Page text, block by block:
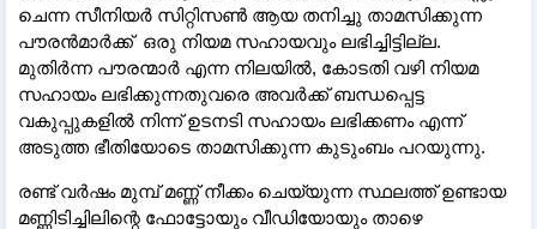
ചെന്ന സീനിയർ സിറ്റിസൺ ആയ തനിച്ചു താമസിക്കുന്ന
പൗരൻമാർക്ക് ഒരു നിയമ സഹായവും ലഭിച്ചിട്ടില്ല.
മുതിർന്ന പൗരന്മാർ എന്ന നിലയിൽ, കോടതി വഴി നിയമ
സഹായം ലഭിക്കുന്നതുവരെ അവർക്ക് ബന്ധപ്പെട്ട
വകുപ്പുകളിൽ നിന്ന് ഉടനടി സഹായം ലഭിക്കണം എന്ന്
അടുത്ത ഭീതിയോടെ താമസിക്കുന്ന കുടുംബം പറയുന്നു.
രണ്ട് വർഷം മുമ്പ് മണ്ണ് നീക്കം ചെയ്യുന്ന സ്ഥലത്ത് ഉണ്ടായ
മണ്ണിടിച്ചിലിന്റെ ഫോട്ടോയും വീഡിയോയും താഴെ